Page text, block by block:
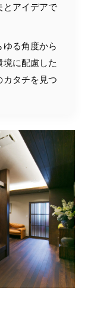
とアイデアで
る角度から
に配慮した
タチを見つ